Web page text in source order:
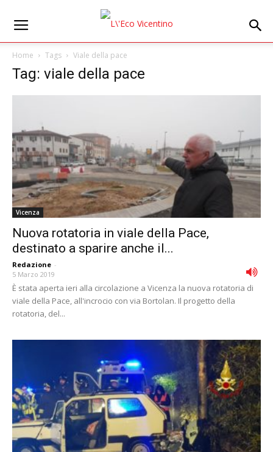
Home Tags Viale della pace
Tag: viale della pace
Vicenza
Nuova rotatoria in viale della Pace,
destinato a sparire anche il...
Redazione -
5 Marzo 2019
È stata aperta ieri alla circolazione a Vicenza la nuova rotatoria di
viale della Pace, all'incrocio con via Bortolan. Il progetto della
rotatoria, del...